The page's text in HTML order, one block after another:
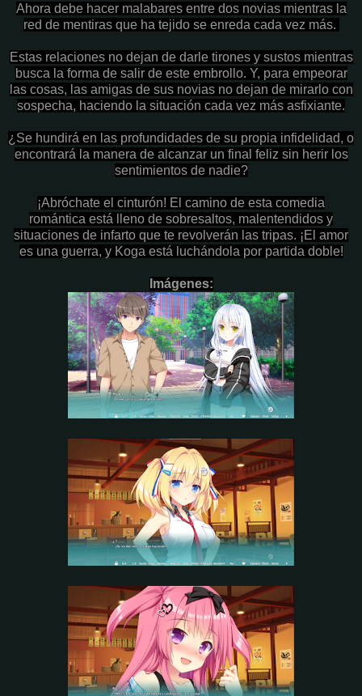
Ahora debe hacer malabares entre dos novias mientras la
red de mentiras que ha tejido se enreda cada vez más.
Estas relaciones no dejan de darle tirones y sustos mientras
busca la forma de salir de este embrollo. Y, para empeorar
las cosas, las amigas de sus novias no dejan de mirarlo con
sospecha, haciendo la situación cada vez más asfixiante.
¿Se hundirá en las profundidades de su propia infidelidad, o
encontrará la manera de alcanzar un final feliz sin herir los
sentimientos de nadie?
¡Abróchate el cinturón! El camino de esta comedia
romántica está lleno de sobresaltos, malentendidos y
situaciones de infarto que te revolverán las tripas. ¡El amor
es una guerra, y Koga está luchándola por partida doble!
Imágenes: